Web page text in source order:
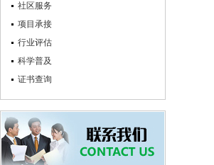
社区服务
项目承接
行业评估
科学普及
证书查询